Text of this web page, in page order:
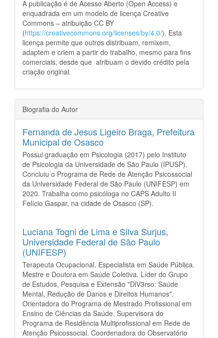
A publicação é de Acesso Aberto (Open Access) e
enquadrada em um modelo de licença Creative
Commons – atribuição CC BY
(https://creativecommons.org/licenses/by/4.0/). Esta
licença permite que outros distribuam, remixem,
adaptem e criem a partir do trabalho, mesmo para fins
comerciais, desde que atribuam o devido crédito pela
criação original.
Biografia do Autor
Fernanda de Jesus Ligeiro Braga, Prefeitura
Municipal de Osasco
Possui graduação em Psicologia (2017) pelo Instituto
de Psicologia da Universidade de São Paulo (IPUSP).
Concluiu o Programa de Rede de Atenção Psicossocial
da Universidade Federal de São Paulo (UNIFESP) em
2020. Trabalha como psicóloga no CAPS Adulto II
Felício Gaspar, na cidade de Osasco (SP).
Luciana Togni de Lima e Silva Surjus,
Universidade Federal de São Paulo
(UNIFESP)
Terapeuta Ocupacional. Especialista em Saúde Pública.
Mestre e Doutora em Saúde Coletiva. Líder do Grupo
de Estudos, Pesquisa e Extensão "DiV3rso: Saúde
Mental, Redução de Danos e Direitos Humanos".
Orientadora do Programa de Mestrado Profissional em
Ensino de Ciências da Saúde. Supervisora do
Programa de Residência Multiprofissional em Rede de
Atenção Psicossocial. Coordenadora do Observatório